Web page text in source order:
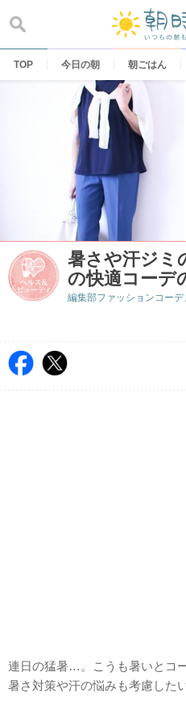
content
TOP 今日の朝 朝ごはん
暑さや汗ジミ
の快適コーデ
編集部ファッションコーデ
連日の猛暑…。こうも暑いとコ
暑さ対策や汗の悩みも考慮した